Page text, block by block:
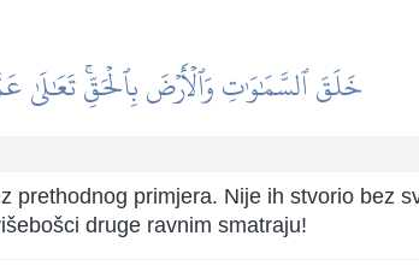
خَلَقَ ٱلسَّمَٰوَٰتِ وَٱلۡأَرۡضَ بِٱلۡحَقِّۚ تَعَٰلَىٰ
prethodnog primjera. Nije ih stvorio bez
druge ravnim smatraju!